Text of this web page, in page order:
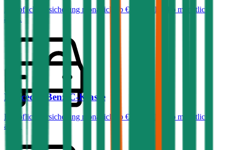
Haftpflichtversicherung monatlich ab € 36
Vollkasko monatlich
ab …
Mercedes-Benz C-Klasse
Haftpflichtversicherung monatlich ab € 99
Vollkasko monatlich
ab …